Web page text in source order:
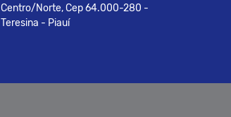
Centro/Norte, Cep 64.000-280 -
Teresina - Piauí